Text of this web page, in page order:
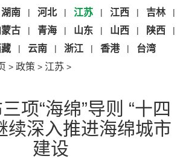
湖南 | 河北 | 江苏 | 江西 | 吉林 |
古 | 青海 | 山东 | 山西 | 陕西 |
| 云南 | 浙江 | 香港 |
台湾
> 政策 > 江苏 >
项“海绵”导则 “十四
续深入推进海绵城市
建设